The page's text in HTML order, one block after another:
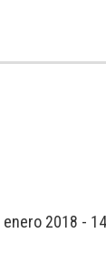
enero 2018 -